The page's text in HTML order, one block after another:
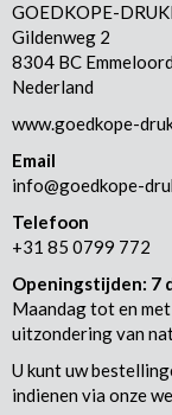
GOEDKOPE-
Gildenweg 2
8304 BC Emmeloord
Nederland
www.goedkope-
Email
info@goedkope-
Telefoon
+31 85 0799 772
Openingstijden: 7
Maandag tot en
uitzondering van
U kunt uw
indienen via onze